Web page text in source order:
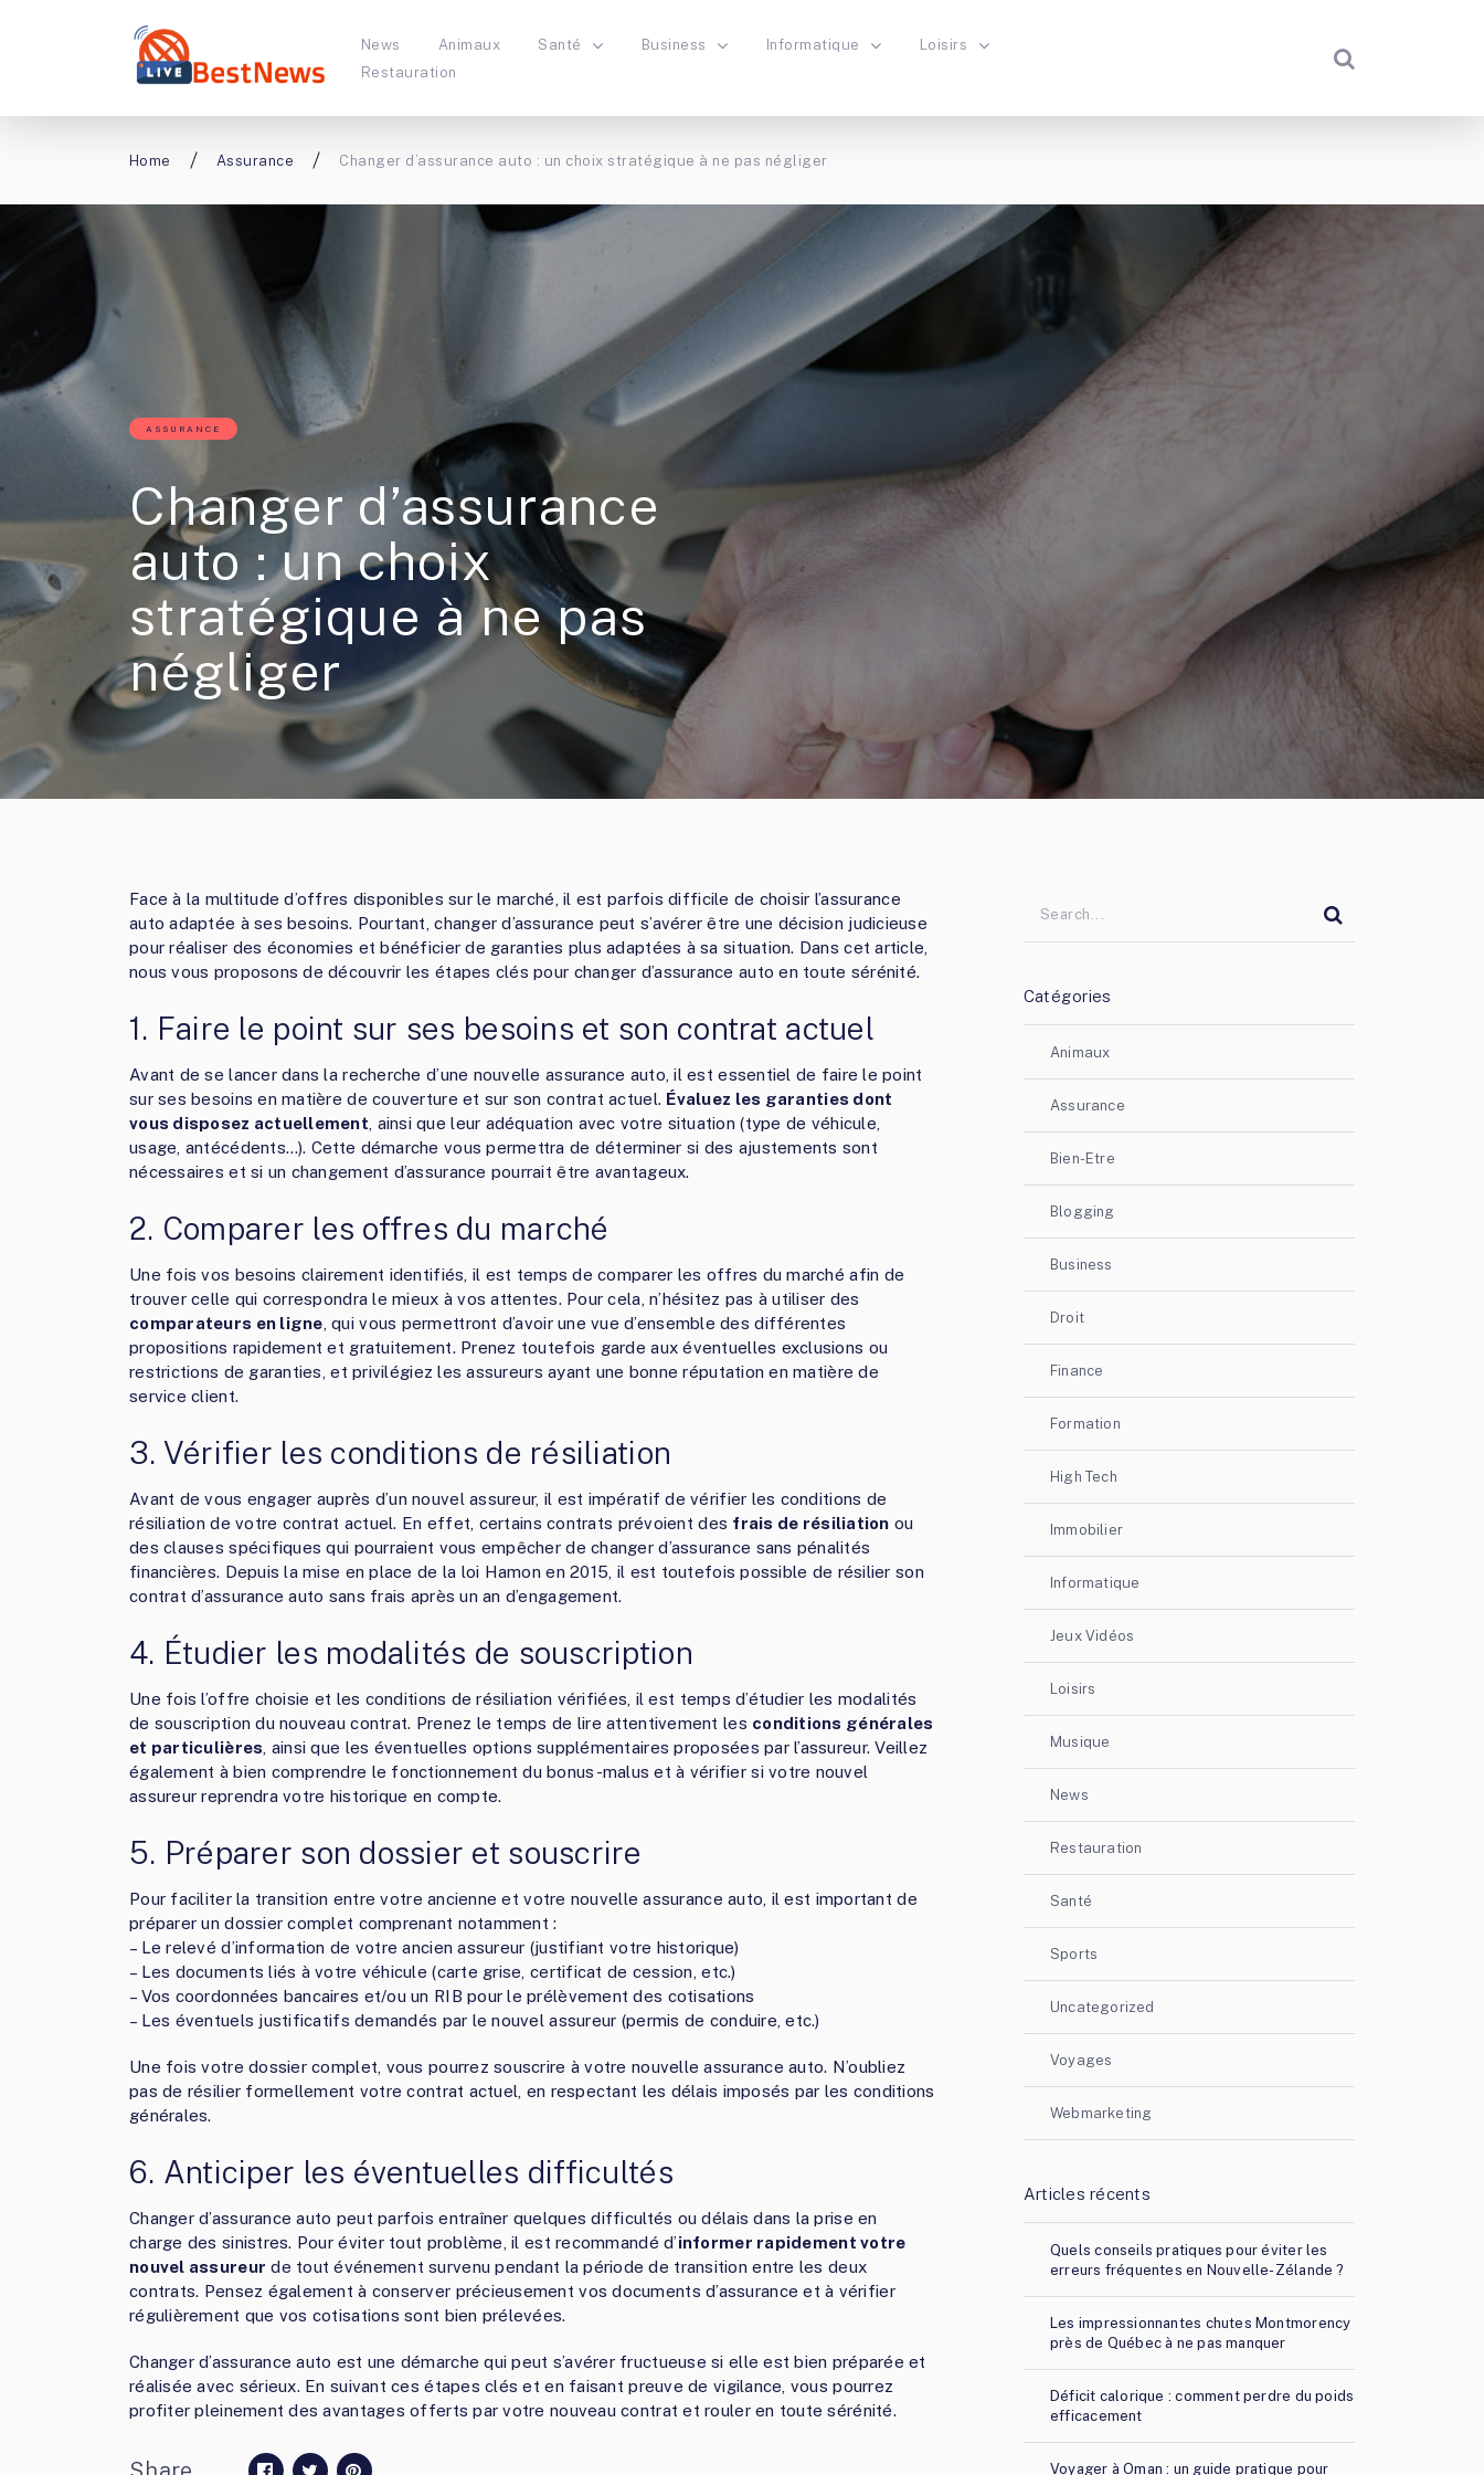
News Animaux Santé Business Informatique
Loisirs
Restauration
Home Assurance Changer d’assurance auto : un choix stratégique à ne pas négliger
ASSURANCE
Changer d’assurance
auto : un choix
stratégique à ne pas
négliger
Face à la multitude d’offres disponibles sur le marché, il est parfois difficile de choisir l’assurance
auto adaptée à ses besoins. Pourtant, changer d’assurance peut s’avérer être une décision judicieuse
pour réaliser des économies et bénéficier de garanties plus adaptées à sa situation. Dans cet article,
nous vous proposons de découvrir les étapes clés pour changer d’assurance auto en toute sérénité.
1. Faire le point sur ses besoins et son contrat actuel
Avant de se lancer dans la recherche d’une nouvelle assurance auto, il est essentiel de faire le point
sur ses besoins en matière de couverture et sur son contrat actuel. Évaluez les garanties dont
vous disposez actuellement , ainsi que leur adéquation avec votre situation (type de véhicule,
usage, antécédents…). Cette démarche vous permettra de déterminer si des ajustements sont
nécessaires et si un changement d’assurance pourrait être avantageux.
2. Comparer les offres du marché
Une fois vos besoins clairement identifiés, il est temps de comparer les offres du marché afin de
trouver celle qui correspondra le mieux à vos attentes. Pour cela, n’hésitez pas à utiliser des
comparateurs en ligne , qui vous permettront d’avoir une vue d’ensemble des différentes
propositions rapidement et gratuitement. Prenez toutefois garde aux éventuelles exclusions ou
restrictions de garanties, et privilégiez les assureurs ayant une bonne réputation en matière de
service client.
3. Vérifier les conditions de résiliation
Avant de vous engager auprès d’un nouvel assureur, il est impératif de vérifier les conditions de
résiliation de votre contrat actuel. En effet, certains contrats prévoient des frais de résiliation ou
des clauses spécifiques qui pourraient vous empêcher de changer d’assurance sans pénalités
financières. Depuis la mise en place de la loi Hamon en 2015, il est toutefois possible de résilier son
contrat d’assurance auto sans frais après un an d’engagement.
4. Étudier les modalités de souscription
Une fois l’offre choisie et les conditions de résiliation vérifiées, il est temps d’étudier les modalités
de souscription du nouveau contrat. Prenez le temps de lire attentivement les conditions générales
et particulières , ainsi que les éventuelles options supplémentaires proposées par l’assureur. Veillez
également à bien comprendre le fonctionnement du bonus-malus et à vérifier si votre nouvel
assureur reprendra votre historique en compte.
5. Préparer son dossier et souscrire
Pour faciliter la transition entre votre ancienne et votre nouvelle assurance auto, il est important de
préparer un dossier complet comprenant notamment :
– Le relevé d’information de votre ancien assureur (justifiant votre historique)
– Les documents liés à votre véhicule (carte grise, certificat de cession, etc.)
– Vos coordonnées bancaires et/ou un RIB pour le prélèvement des cotisations
– Les éventuels justificatifs demandés par le nouvel assureur (permis de conduire, etc.)
Une fois votre dossier complet, vous pourrez souscrire à votre nouvelle assurance auto. N’oubliez
pas de résilier formellement votre contrat actuel, en respectant les délais imposés par les conditions
générales.
6. Anticiper les éventuelles difficultés
Changer d’assurance auto peut parfois entraîner quelques difficultés ou délais dans la prise en
charge des sinistres. Pour éviter tout problème, il est recommandé d’informer rapidement votre
nouvel assureur de tout événement survenu pendant la période de transition entre les deux
contrats. Pensez également à conserver précieusement vos documents d’assurance et à vérifier
régulièrement que vos cotisations sont bien prélevées.
Changer d’assurance auto est une démarche qui peut s’avérer fructueuse si elle est bien préparée et
réalisée avec sérieux. En suivant ces étapes clés et en faisant preuve de vigilance, vous pourrez
profiter pleinement des avantages offerts par votre nouveau contrat et rouler en toute sérénité.
Catégories
Animaux
Assurance
Bien-Etre
Blogging
Business
Droit
Finance
Formation
High Tech
Immobilier
Informatique
Jeux Vidéos
Loisirs
Musique
News
Restauration
Santé
Sports
Uncategorized
Voyages
Webmarketing
Articles récents
Quels conseils pratiques pour éviter les
erreurs fréquentes en Nouvelle-Zélande ?
Les impressionnantes chutes Montmorency
près de Québec à ne pas manquer
Déficit calorique : comment perdre du poids
efficacement
Voyager à Oman : un guide pratique pour